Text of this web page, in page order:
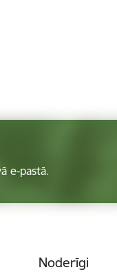
e-pastā.
Noderīgi